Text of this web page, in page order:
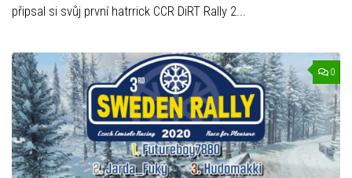
připsal si svůj první hatrrick CCR DiRT Rally 2...
0